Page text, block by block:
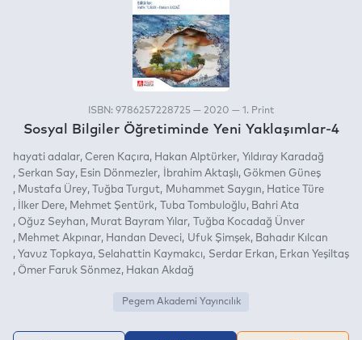
ISBN: 9786257228725 — 2020 — 1. Print
Sosyal Bilgiler Öğretiminde Yeni Yaklaşımlar-4
hayati adalar Ceren Kaçıra Hakan Alptürker
Yıldıray Karadağ
Serkan Say
Esin Dönmezler İbrahim Aktaşlı
Gökmen Güneş
Mustafa Ürey
Tuğba Turgut Muhammet Saygın
Hatice Türe
İlker Dere
Mehmet Şentürk Tuba Tombuloğlu
Bahri Ata
Oğuz Seyhan
Murat Bayram Yılar
Tuğba Kocadağ Ünver
Mehmet Akpınar
Handan Deveci Ufuk Şimşek
Bahadır Kılcan
Yavuz Topkaya
Selahattin Kaymakcı Serdar Erkan
Erkan Yeşiltaş
Ömer Faruk Sönmez
Hakan Akdağ
Pegem Akademi Yayıncılık